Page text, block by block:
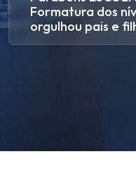
Formatura dos
orgulhou pais e